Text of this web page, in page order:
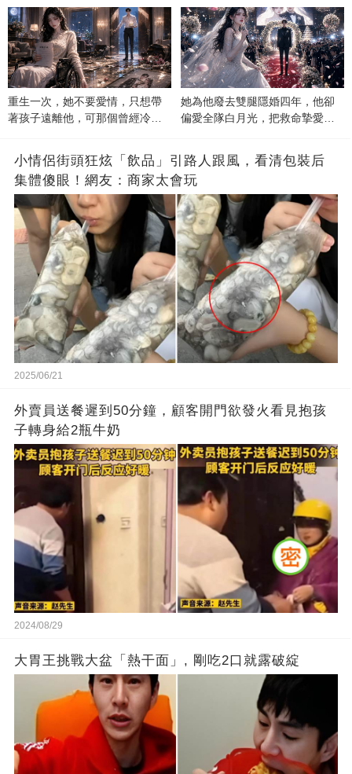
重生一次，她不要愛情，只想帶
著孩子遠離他，可那個曾經冷漠
她為他廢去雙腿隱婚四年，他卻
偏愛全隊白月光，把救命摯愛當
小情侶街頭狂炫「飲品」引路人跟風，看清包裝后
集體傻眼！網友：商家太會玩
2025/06/21
外賣員送餐遲到50分鐘，顧客開門欲發火看見抱孩
子轉身給2瓶牛奶
2024/08/29
大胃王挑戰大盆「熱干面」, 剛吃2口就露破綻